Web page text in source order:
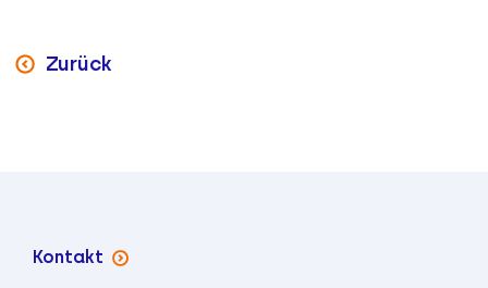
Zurück
Kontakt